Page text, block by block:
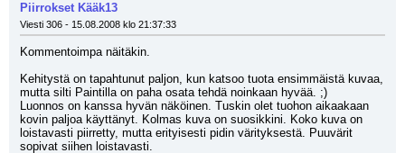
Piirrokset Kääk13
Viesti 306 - 15.08.2008 klo 21:37:33
Kommentoimpa näitäkin.
Kehitystä on tapahtunut paljon, kun katsoo tuota ensimmäistä kuvaa,
mutta silti Paintilla on paha osata tehdä noinkaan hyvää. ;)
Luonnos on kanssa hyvän näköinen. Tuskin olet tuohon aikaakaan
kovin paljoa käyttänyt. Kolmas kuva on suosikkini. Koko kuva on
loistavasti piirretty, mutta erityisesti pidin värityksestä. Puuvärit
sopivat siihen loistavasti.